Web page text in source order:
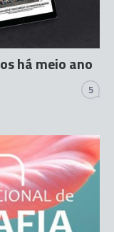
há meio ano
5